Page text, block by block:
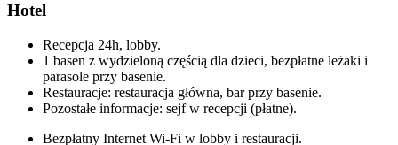
Hotel
Recepcja 24h, lobby.
1 basen z wydzieloną częścią dla dzieci, bezpłatne leżaki i
parasole przy basenie.
Restauracje: restauracja główna, bar przy basenie.
Pozostałe informacje: sejf w recepcji (płatne).
Bezpłatny Internet Wi-Fi w lobby i restauracji.